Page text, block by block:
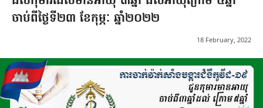
ចាប់ពីថ្ងៃទី២៣ ខែកុម្ភៈ ឆ្នាំ២០២២
18 February, 2022